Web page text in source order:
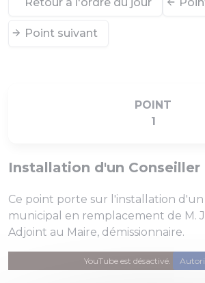
Point suivant
POINT
1
Installation d'un Conseiller
Ce point porte sur l'installation
municipal en remplacement de M.
Adjoint au Maire, démissionnaire.
YouTube est désactivé.